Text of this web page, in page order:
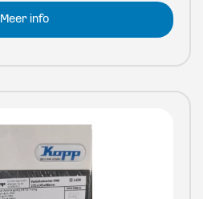
Meer info